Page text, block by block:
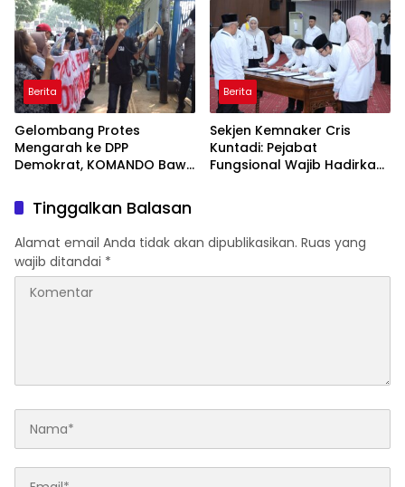
Berita
Gelombang Protes
Mengarah ke DPP
Demokrat, KOMANDO Bawa
Dody Hanggodo
Berita
Sekjen Kemnaker Cris
Kuntadi: Pejabat
Fungsional Wajib Hadirkan
Tinggalkan Balasan
Alamat email Anda tidak akan dipublikasikan. Ruas yang
wajib ditandai *